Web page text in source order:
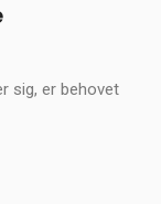
sig, er behovet